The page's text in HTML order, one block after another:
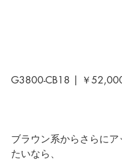
G3800-CB18 | ￥
ブラウン系からさらにア
たいなら、